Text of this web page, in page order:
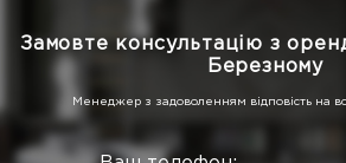
Замовте консультацію з
Березному
Менеджер з задоволенням відповість на